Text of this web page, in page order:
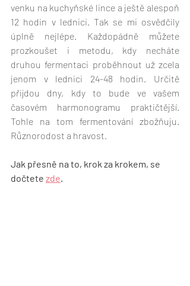
venku na kuchyňské lince a ještě alespoň
12 hodin v lednici. Tak se mi osvědčily
úplně nejlépe. Každopádně můžete
prozkoušet i metodu, kdy necháte
druhou fermentaci proběhnout už zcela
jenom v lednici 24-48 hodin. Určitě
přijdou dny, kdy to bude ve vašem
časovém harmonogramu praktičtější.
Tohle na tom fermentování zbožňuju.
Různorodost a hravost.
Jak přesně na to, krok za krokem, se
dočtete zde.